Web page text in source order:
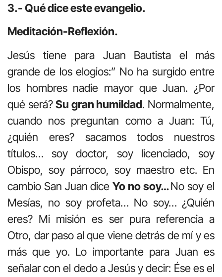
3.- Qué dice este evangelio.
Meditación-Reflexión.
Jesús tiene para Juan Bautista el más
grande de los elogios:” No ha surgido entre
los hombres nadie mayor que Juan. ¿Por
qué será?Su gran humildad. Normalmente,
cuando nos preguntan como a Juan: Tú,
¿quién eres? sacamos todos nuestros
títulos… soy doctor, soy licenciado, soy
Obispo, soy párroco, soy maestro etc. En
cambio San Juan diceYo no soy…No soy el
Mesías, no soy profeta… No soy… ¿Quién
eres? Mi misión es ser pura referencia a
Otro, dar paso al que viene detrás de mí y es
más que yo. Lo importante para Juan es
señalar con el dedo a Jesús y decir: Ése es el